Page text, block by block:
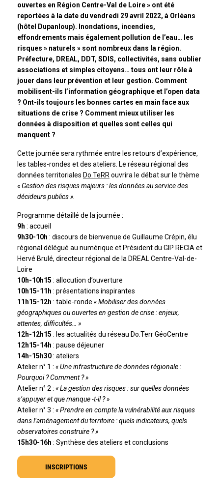
ouvertes en Région Centre-Val de Loire » ont été
reportées à la date du vendredi 29 avril 2022, à Orléans
(hôtel Dupanloup). Inondations, incendies,
effondrements mais également pollution de l’eau… les
risques » naturels » sont nombreux dans la région.
Préfecture, DREAL, DDT, SDIS, collectivités, sans oublier
associations et simples citoyens… tous ont leur rôle à
jouer dans leur prévention et leur gestion. Comment
mobilisent-ils l’information géographique et l’open data
? Ont-ils toujours les bonnes cartes en main face aux
situations de crise ? Comment mieux utiliser les
données à disposition et quelles sont celles qui
manquent ?
Cette journée sera rythmée entre les retours d’expérience,
les tables-rondes et des ateliers. Le réseau régional des
données territoriales Do.TeRR ouvrira le débat sur le thème
« Gestion des risques majeurs : les données au service des
décideurs publics ».
Programme détaillé de la journée :
9h : accueil
9h30-10h : discours de bienvenue de Guillaume Crépin, élu
régional délégué au numérique et Président du GIP RECIA et
Hervé Brulé, directeur régional de la DREAL Centre-Val-de-
Loire
10h-10h15 : allocution d’ouverture
10h15-11h : présentations inspirantes
11h15-12h : table-ronde « Mobiliser des données
géographiques ou ouvertes en gestion de crise : enjeux,
attentes, difficultés… »
12h-12h15 : les actualités du réseau Do.Terr GéoCentre
12h15-14h : pause déjeuner
14h-15h30: ateliers
Atelier n° 1 : « Une infrastructure de données régionale :
Pourquoi ? Comment ? »
Atelier n° 2 : « La gestion des risques : sur quelles données
s’appuyer et que manque -t-il ? »
Atelier n° 3 : « Prendre en compte la vulnérabilité aux risques
dans l’aménagement du territoire : quels indicateurs, quels
observatoires construire ? »
15h30-16h : Synthèse des ateliers et conclusions
INSCRIPTIONS